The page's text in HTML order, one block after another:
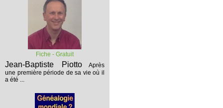
Fiche - Gratuit
Jean-Baptiste Piotto
Après
une première période de sa vie où il
a été ...